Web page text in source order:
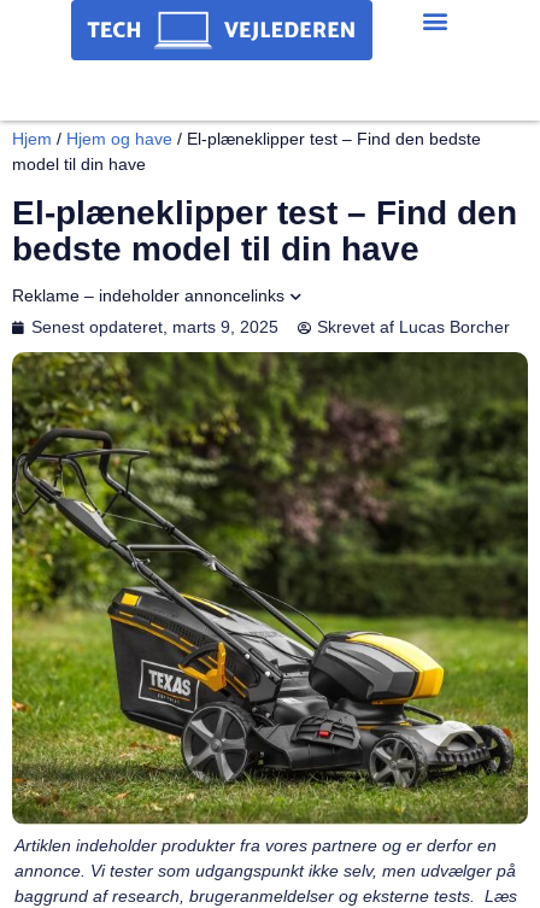
Hjem / Hjem og have / El-plæneklipper test – Find den bedste
model til din have
El-plæneklipper test – Find den
bedste model til din have
Senest opdateret, marts 9, 2025 Skrevet af Lucas Borcher
Reklame – indeholder annoncelinks
Artiklen indeholder produkter fra vores partnere og er derfor en
annonce. Vi tester som udgangspunkt ikke selv, men udvælger på
baggrund af research, brugeranmeldelser og eksterne tests. Læs